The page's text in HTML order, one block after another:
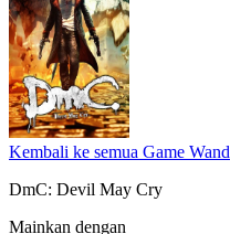
Kembali ke semua Game Wand
DmC: Devil May Cry
Mainkan dengan